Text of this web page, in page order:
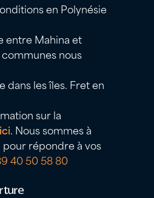
en Polynésie
entre Mahina et
nous
dans les îles. Fret en
sur la
. Nous sommes à
répondre à vos
40 50 58 80